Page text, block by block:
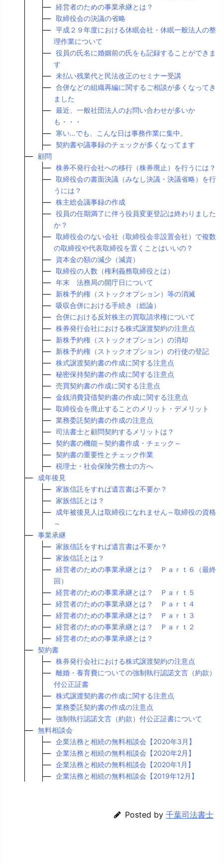
経営者のための事業承継とは？
取締役会の決議の省略
平成２９年度における休眠会社・休眠一般法人の整
理作業について
役員の氏名に婚姻前の氏をも記録することができま
す
未払い残業代と民法改正のセミナー受講
合併などの組織再編に関するご相談が多くなってき
ました
最近、一般社団法人のお問い合わせが多いか
も・・・
寒い…でも、こんな日は事務作業に集中。
契約書や議事録のチェックが多くなってます
顧問
株券不発行会社への移行（株券廃止）を行うには？
取締役会の書面決議（みなし決議・決議省略）を行
うには？
株主総会議事録の作成
役員の任期満了に伴う役員変更登記は終わりました
か？
取締役会のない会社（取締役会非設置会社）で複数
の取締役や代表取締役を置くことはいいの？
資本金の額の減少（減資）
取締役の人数（権利義務取締役とは）
年末 法務局の開庁日について
新株予約権（ストックオプション）等の消滅
吸収合併における手続き（総論）
合併における反対株主の買取請求権について
株券発行会社における株式譲渡契約の注意点
新株予約権（ストックオプション）の消却
新株予約権（ストックオプション）の行使の登記
株式譲渡契約書の作成に関する注意点
秘密保持契約書の作成に関する注意点
売買契約書の作成に関する注意点
金銭消費貸借契約書の作成に関する注意点
取締役会を廃止することのメリット・デメリット
業務委託契約書の作成の注意点
司法書士と顧問契約するメリットは？
契約書の機能～契約書作成・チェック～
契約書の重要性とチェック作業
税理士・社会保険労務士の方へ
成年後見
家族信託をすれば遺言書は不要か？
家族信託とは？
成年被後見人は取締役になれません～取締役の資格
～
事業承継
家族信託をすれば遺言書は不要か？
家族信託とは？
経営者のための事業承継とは？ Ｐａｒｔ６（最終
回）
経営者のための事業承継とは？ Ｐａｒｔ５
経営者のための事業承継とは？ Ｐａｒｔ４
経営者のための事業承継とは？ Ｐａｒｔ３
経営者のための事業承継とは？ Ｐａｒｔ２
経営者のための事業承継とは？
契約書
株券発行会社における株式譲渡契約の注意点
離婚・養育費についての強制執行認諾文言（約款）
付公正証書
株式譲渡契約書の作成に関する注意点
業務委託契約書の作成の注意点
強制執行認諾文言（約款）付公正証書について
無料相談会
企業法務と相続の無料相談会【2020年3月】
企業法務と相続の無料相談会【2020年2月】
企業法務と相続の無料相談会【2020年1月】
企業法務と相続の無料相談会【2019年12月】
Posted by 千葉司法書士